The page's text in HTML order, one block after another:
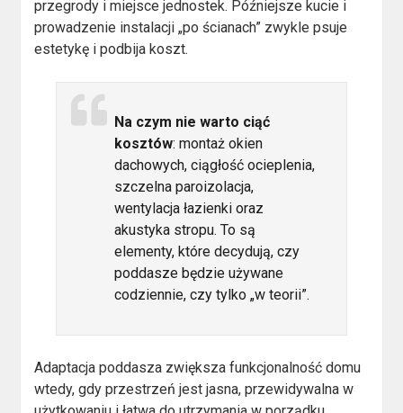
przegrody i miejsce jednostek. Późniejsze kucie i
prowadzenie instalacji „po ścianach” zwykle psuje
estetykę i podbija koszt.
Na czym nie warto ciąć
kosztów: montaż okien
dachowych, ciągłość ocieplenia,
szczelna paroizolacja,
wentylacja łazienki oraz
akustyka stropu. To są
elementy, które decydują, czy
poddasze będzie używane
codziennie, czy tylko „w teorii”.
Adaptacja poddasza zwiększa funkcjonalność domu
wtedy, gdy przestrzeń jest jasna, przewidywalna w